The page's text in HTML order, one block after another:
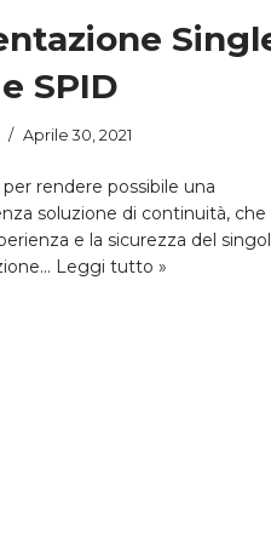
SPID
Aprile 30, 2021
rendere possibile una
soluzione di continuità, che
e la sicurezza del
Leggi tutto »